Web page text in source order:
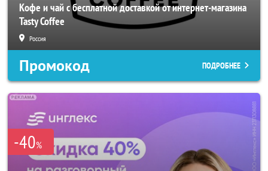
Кофе и чай с бесплатной доставкой от интернет-магазина
Tasty Coffee
Россия
Промокод ПОДРОБНЕЕ
-40%